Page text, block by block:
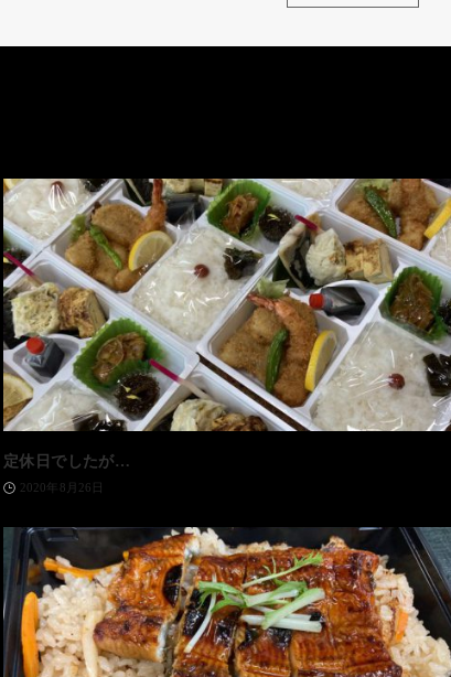
定休日でしたが…
2020年8月26日